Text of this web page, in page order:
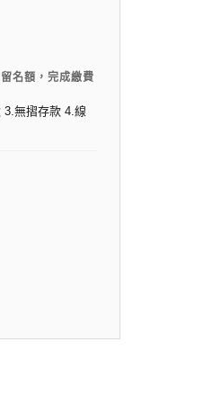
名額，完成繳費
3.無摺存款 4.線